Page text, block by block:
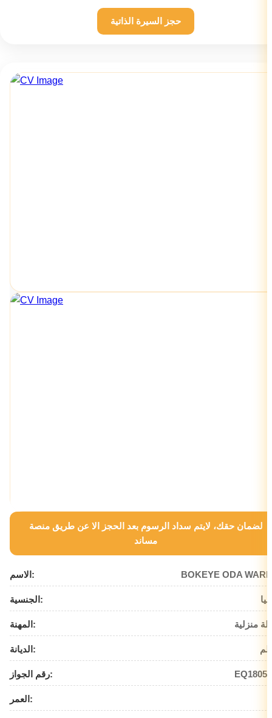
حجز السيرة الذاتية
لضمان حقك، لايتم سداد الرسوم بعد الحجز الا عن طريق منصة
مساند
الاسم: BOKEYE ODA
الجنسية:
المهنة: منزلية
الديانة:
رقم الجواز:
العمر: